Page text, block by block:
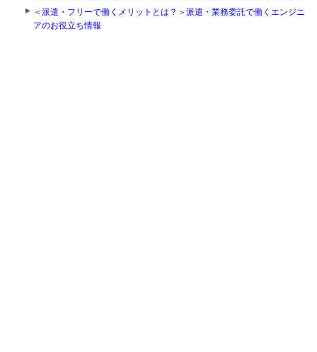
＜派遣・フリーで働くメリットとは？＞派遣・業務委託で働くエンジニ
アのお役立ち情報